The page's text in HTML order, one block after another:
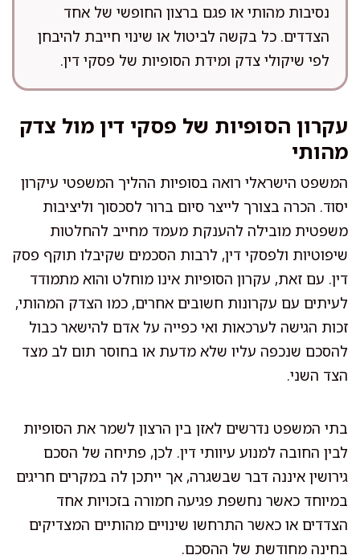
נסיבות מהותי או פגם ברצון החופשי של אחד
הצדדים. כל בקשה לביטול או שינוי חייבת להיבחן
לפי שיקולי צדק ומידת הסופיות של פסקי דין.
עקרון הסופיות של פסקי דין מול צדק
מהותי
המשפט הישראלי רואה בסופיות ההליך המשפטי עיקרון
יסוד. הכרה בצורך לייצר סיום ברור לסכסוך וליציבות
משפטית מובילה להענקת מעמד מחייב להחלטות
שיפוטיות ולפסקי דין, לרבות הסכמים שקיבלו תוקף פסק
דין. עם זאת, עקרון הסופיות אינו מוחלט והוא מתמודד
לעיתים עם עקרונות חשובים אחרים, כמו הצדק המהותי,
זכות הגישה לערכאות ואי כפייה על אדם להישאר כבול
להסכם שנכפה עליו שלא מדעת או בחוסר תום לב מצד
הצד השני.
בתי המשפט נדרשים לאזן בין הרצון לשמר את הסופיות
לבין החובה למנוע עיוותי דין. לכן, פתיחה של הסכם
גירושין איננה דבר שבשגרה, אך ייתכן לה במקרים חריגים
במיוחד כאשר נחשפת פגיעה חמורה בזכויות אחד
הצדדים או כאשר התרחשו שינויים מהותיים המצדיקים
בחינה מחודשת של ההסכם.